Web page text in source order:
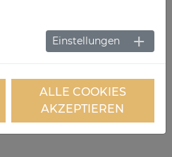
Einstellungen
ALLE COOKIES
AKZEPTIEREN